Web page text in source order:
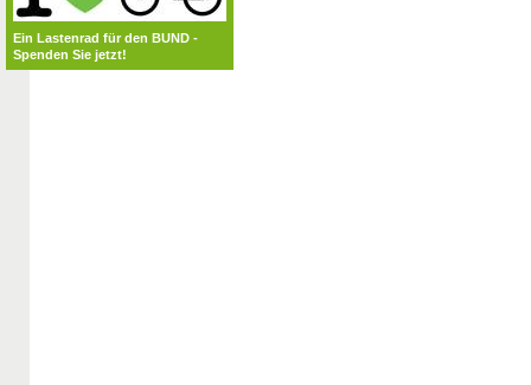
Ein Lastenrad für den BUND -
Spenden Sie jetzt!